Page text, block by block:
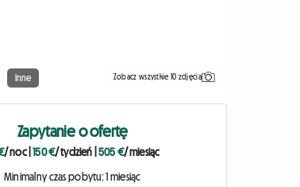
Inne Zobacz wszystkie 10 zdjęcia
Zapytanie o ofertę
/ noc|150 €/ tydzień 505 €/ miesiąc
Minimalny czas pobytu: 1 miesiąc